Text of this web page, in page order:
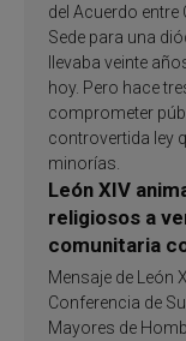
del Acuerdo entre
Sede para una
llevaba veinte
hoy. Pero hace
comprometer
controvertida ley
minorías.
León XIV
religiosos a
comunitaria
de inspiración
santificación
Mensaje de León
Conferencia de
Mayores de